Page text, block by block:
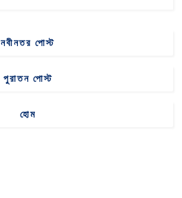
নবীনতর পোস্ট
পুরাতন পোস্ট
হোম